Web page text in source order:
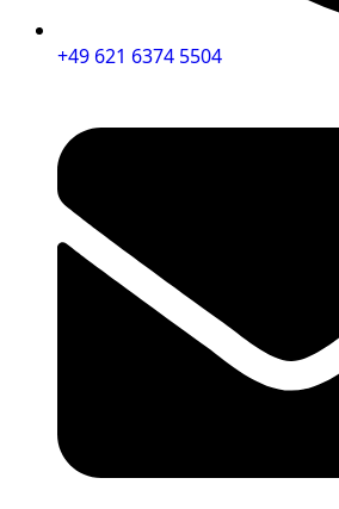
+49 621 6374 5504